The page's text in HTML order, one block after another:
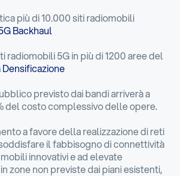
più di 10.000 siti radiomobili
Backhaul
radiomobili 5G in più di 1200 aree del
Densificazione
previsto dai bandi arriverà a
del costo complessivo delle opere.
a favore della realizzazione di reti
il fabbisogno di connettività
innovativi e ad elevate
zone non previste dai piani esistenti,